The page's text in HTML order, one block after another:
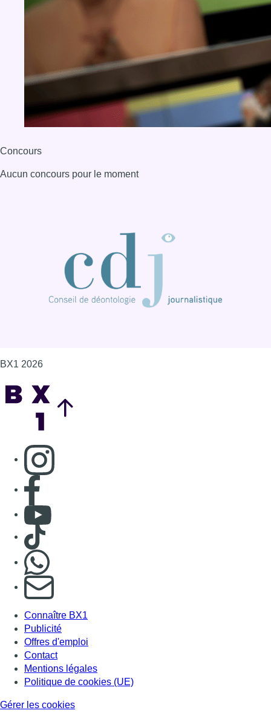
Concours
Aucun concours pour le moment
BX1 2026
Consulter page Instagram
Consulter page Facebook
Consulter Youtube
Consulter TikTok
S'abonner à notre newsletter
Connaître BX1
Publicité
Offres d'emploi
Contact
Mentions légales
Politique de cookies (UE)
Gérer les cookies